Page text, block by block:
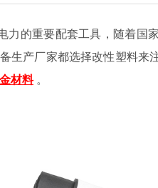
力的重要配套工具，随着国
生产厂家都选择改性塑料来
材料 。